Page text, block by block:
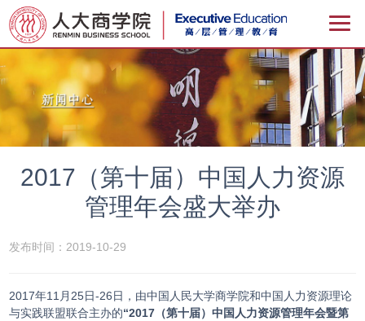
2017（第十届）中国人力资源
管理年会盛大举办
发布时间：2019-10-29
2017年11月25日-26日，由中国人民大学商学院和中国人力资源理论
与实践联盟联合主办的“2017（第十届）中国人力资源管理年会暨第